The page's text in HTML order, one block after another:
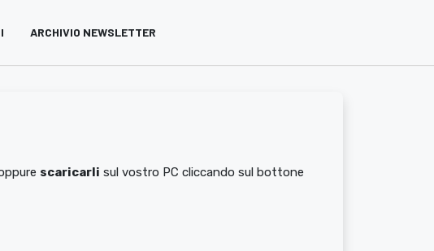
ARCHIVIO NEWSLETTER
scaricarli sul vostro PC cliccando sul bottone